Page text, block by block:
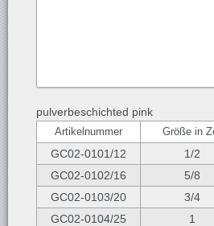
pulverbeschichted pink
Artikelnummer Größe in
GC02-0101/12 1/2
GC02-0102/16
5/8
GC02-0103/20
3/4
GC02-0104/25
1